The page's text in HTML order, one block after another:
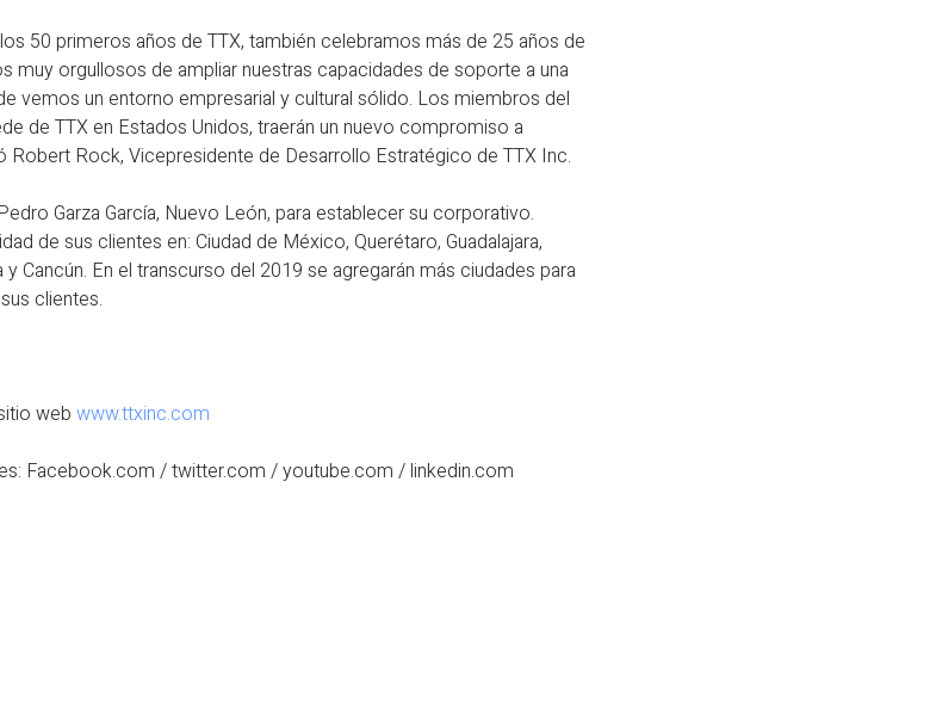
50 primeros años de TTX, también celebramos más de 25 años de
muy orgullosos de ampliar nuestras capacidades de soporte a una
vemos un entorno empresarial y cultural sólido. Los miembros del
de TTX en Estados Unidos, traerán un nuevo compromiso a
Rock, Vicepresidente de Desarrollo Estratégico de TTX Inc.
Garza García, Nuevo León, para establecer su corporativo.
de sus clientes en: Ciudad de México, Querétaro, Guadalajara,
y Cancún. En el transcurso del 2019 se agregarán más ciudades para
clientes.
web www.ttxinc.com
Facebook.com / twitter.com / youtube.com / linkedin.com